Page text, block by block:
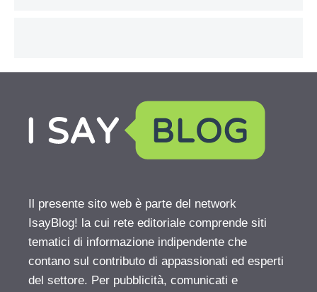
Il presente sito web è parte del network
IsayBlog! la cui rete editoriale comprende siti
tematici di informazione indipendente che
contano sul contributo di appassionati ed esperti
del settore. Per pubblicità, comunicati e